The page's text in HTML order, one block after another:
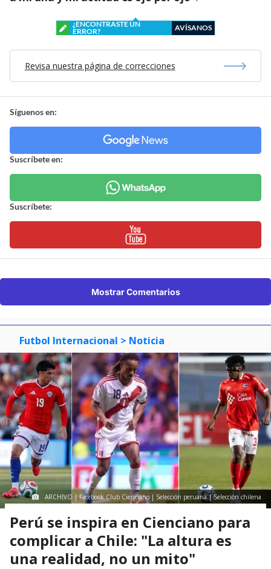
¿ENCONTRASTE UN
ERROR?
AVÍSANOS
Revisa nuestra página de correcciones
Síguenos en:
Suscríbete en:
Suscríbete:
Mostrar Comentarios
Futbol Internacional > Noticia
ARCHIVO | Facebook Club Cienciano | Selección peruana | Selección chilena
Perú se inspira en Cienciano para
complicar a Chile: "La altura es
una realidad, no un mito"